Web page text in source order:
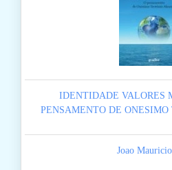
IDENTIDADE VALORES
PENSAMENTO DE
Joao